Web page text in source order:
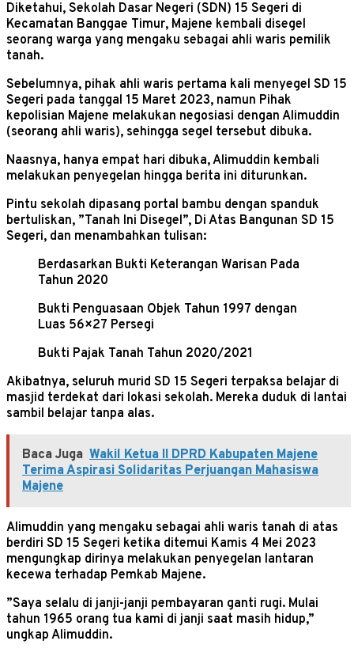
Diketahui, Sekolah Dasar Negeri (SDN) 15 Segeri di
Kecamatan Banggae Timur, Majene kembali disegel
seorang warga yang mengaku sebagai ahli waris pemilik
tanah.
Sebelumnya, pihak ahli waris pertama kali menyegel SD 15
Segeri pada tanggal 15 Maret 2023, namun Pihak
kepolisian Majene melakukan negosiasi dengan Alimuddin
(seorang ahli waris), sehingga segel tersebut dibuka.
Naasnya, hanya empat hari dibuka, Alimuddin kembali
melakukan penyegelan hingga berita ini diturunkan.
Pintu sekolah dipasang portal bambu dengan spanduk
bertuliskan, ”Tanah Ini Disegel”, Di Atas Bangunan SD 15
Segeri, dan menambahkan tulisan:
Berdasarkan Bukti Keterangan Warisan Pada
Tahun 2020
Bukti Penguasaan Objek Tahun 1997 dengan
Luas 56×27 Persegi
Bukti Pajak Tanah Tahun 2020/2021
Akibatnya, seluruh murid SD 15 Segeri terpaksa belajar di
masjid terdekat dari lokasi sekolah. Mereka duduk di lantai
sambil belajar tanpa alas.
Baca Juga Wakil Ketua II DPRD Kabupaten Majene
Terima Aspirasi Solidaritas Perjuangan Mahasiswa
Majene
Alimuddin yang mengaku sebagai ahli waris tanah di atas
berdiri SD 15 Segeri ketika ditemui Kamis 4 Mei 2023
mengungkap dirinya melakukan penyegelan lantaran
kecewa terhadap Pemkab Majene.
”Saya selalu di janji-janji pembayaran ganti rugi. Mulai
tahun 1965 orang tua kami di janji saat masih hidup,”
ungkap Alimuddin.